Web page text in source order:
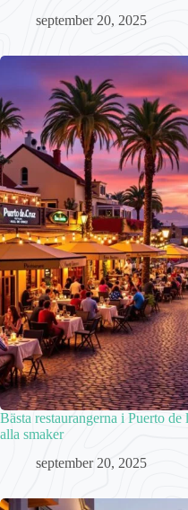
september 20, 2025
Bästa restaurangerna i Puerto
alla smaker
september 20, 2025